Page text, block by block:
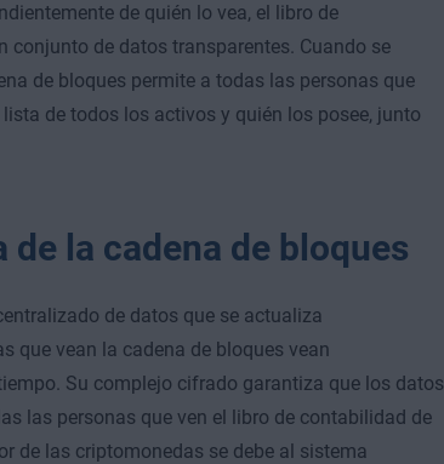
de quién lo vea, el libro de
de datos transparentes. Cuando se
de bloques permite a todas las personas que
de todos los activos y quién los posee, junto
la cadena de bloques
de datos que se actualiza
que vean la cadena de bloques vean
Su complejo cifrado garantiza que los datos
las personas que ven el libro de contabilidad de
de las criptomonedas se debe al sistema